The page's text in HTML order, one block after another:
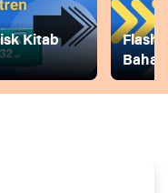
Kitab
Baha